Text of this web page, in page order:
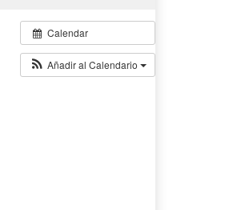
Calendar
Añadir al Calendario